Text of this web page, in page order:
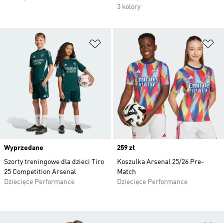
3 kolory
Dodaj do listy życzeń
Wyprzedane
Szorty treningowe dla dzieci Tiro
25 Competition Arsenal
Dziecięce Performance
Price
259 zł
Koszulka Arsenal 25/26 Pre-
Match
Dziecięce Performance